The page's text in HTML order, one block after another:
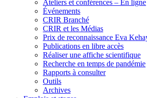
Ateliers et conférences – En ligne
Événements
CRIR Branché
CRIR et les Médias
Prix de reconnaissance Eva
Publications en libre accès
Réaliser une affiche scientifique
Recherche en temps de pandémie
Rapports à consulter
Outils
Archives